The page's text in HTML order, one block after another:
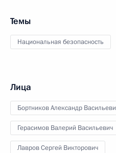
Темы
Национальная безопасность
Лица
Бортников Александр
Герасимов Валерий Васильевич
Лавров Сергей Викторович